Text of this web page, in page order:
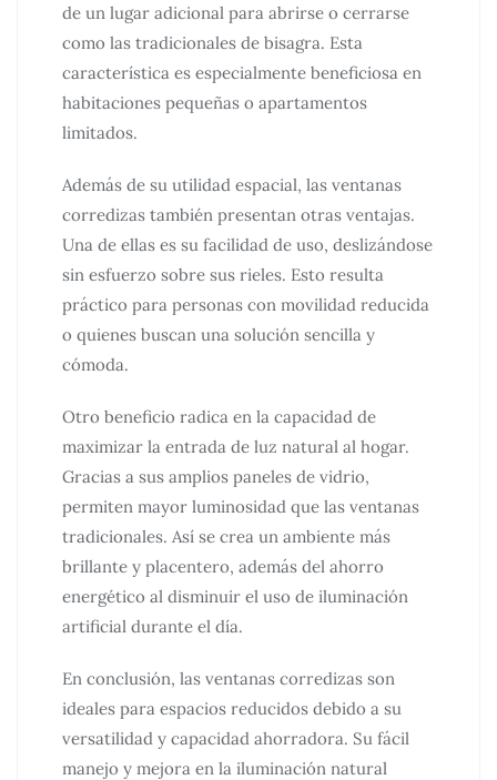
de un lugar adicional para abrirse o cerrarse
como las tradicionales de bisagra. Esta
característica es especialmente beneficiosa en
habitaciones pequeñas o apartamentos
limitados.
Además de su utilidad espacial, las ventanas
corredizas también presentan otras ventajas.
Una de ellas es su facilidad de uso, deslizándose
sin esfuerzo sobre sus rieles. Esto resulta
práctico para personas con movilidad reducida
o quienes buscan una solución sencilla y
cómoda.
Otro beneficio radica en la capacidad de
maximizar la entrada de luz natural al hogar.
Gracias a sus amplios paneles de vidrio,
permiten mayor luminosidad que las ventanas
tradicionales. Así se crea un ambiente más
brillante y placentero, además del ahorro
energético al disminuir el uso de iluminación
artificial durante el día.
En conclusión, las ventanas corredizas son
ideales para espacios reducidos debido a su
versatilidad y capacidad ahorradora. Su fácil
manejo y mejora en la iluminación natural